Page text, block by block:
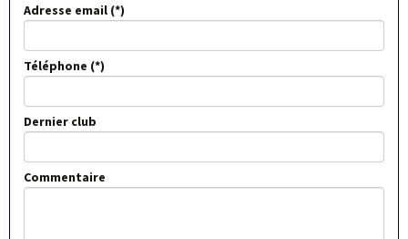
Adresse email
Téléphone
Dernier club
Commentaire